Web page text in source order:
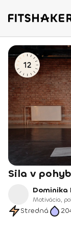
Sila v
Dominika
Stredná